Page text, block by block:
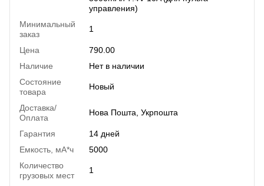
управления)
Минимальный
заказ
1
Цена
790.00
Наличие
Нет в наличии
Состояние
товара
Новый
Доставка/
Оплата
Нова Пошта, Укрпошта
Гарантия
14 дней
Емкость, мА*ч
5000
Количество
грузовых мест
1